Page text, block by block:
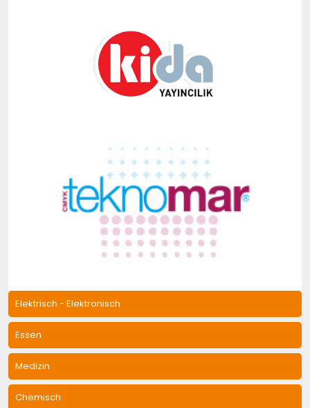
Elektrisch - Elektronisch
Essen
Medizin
Chemisch